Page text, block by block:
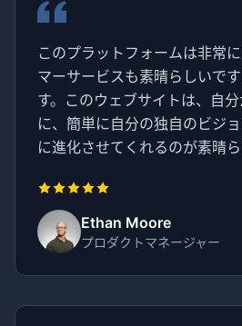
このプラットフォームは非常
マーサービスも素晴らしいで
す。このウェブサイトは、自
に、簡単に自分の独自のビジ
に進化させてくれるのが素晴
Ethan Moore
プロダクトマネージャー